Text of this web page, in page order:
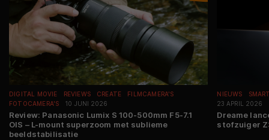
DIGITAL MOVIE REVIEWS CREATE
FILMCAMERA'S
FOTOCAMERA'S
10 JUNI 2026
Review: Panasonic Lumix S 100-500mm F5-7.1
OIS – L-mount superzoom met sublieme
beeldstabilisatie
NIEUWS
23 APRIL 2026
Dreame
stofzuiger